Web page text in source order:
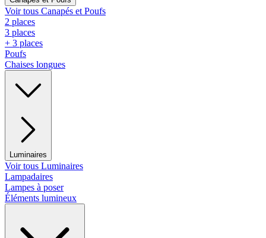
Voir tous Canapés et Poufs
2 places
3 places
+ 3 places
Poufs
Chaises longues
Luminaires
Voir tous Luminaires
Lampadaires
Lampes à poser
Éléments lumineux